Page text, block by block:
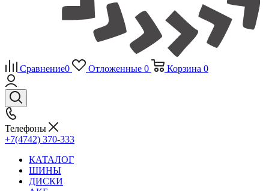
Сравнение0 Отложенные 0 Корзина 0
Телефоны
+7(4742) 370-333
КАТАЛОГ
ШИНЫ
ДИСКИ